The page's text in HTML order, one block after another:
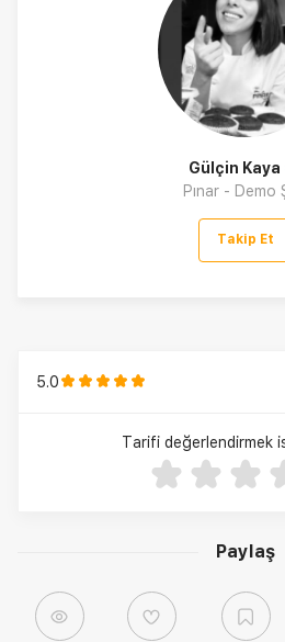
Paylaş
Gülçin Kaya
Pınar - Demo
Takip Et
5.0
Tarifi değerlendirmek